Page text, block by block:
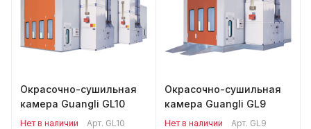
Окрасочно-сушильная
камера Guangli GL10
Нет в наличии Арт. GL10
Окрасочно-сушильная
камера Guangli GL9
Нет в наличии Арт. GL9